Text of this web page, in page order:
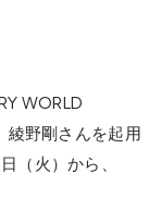
WORLD
綾野剛さんを起用
（火）から、